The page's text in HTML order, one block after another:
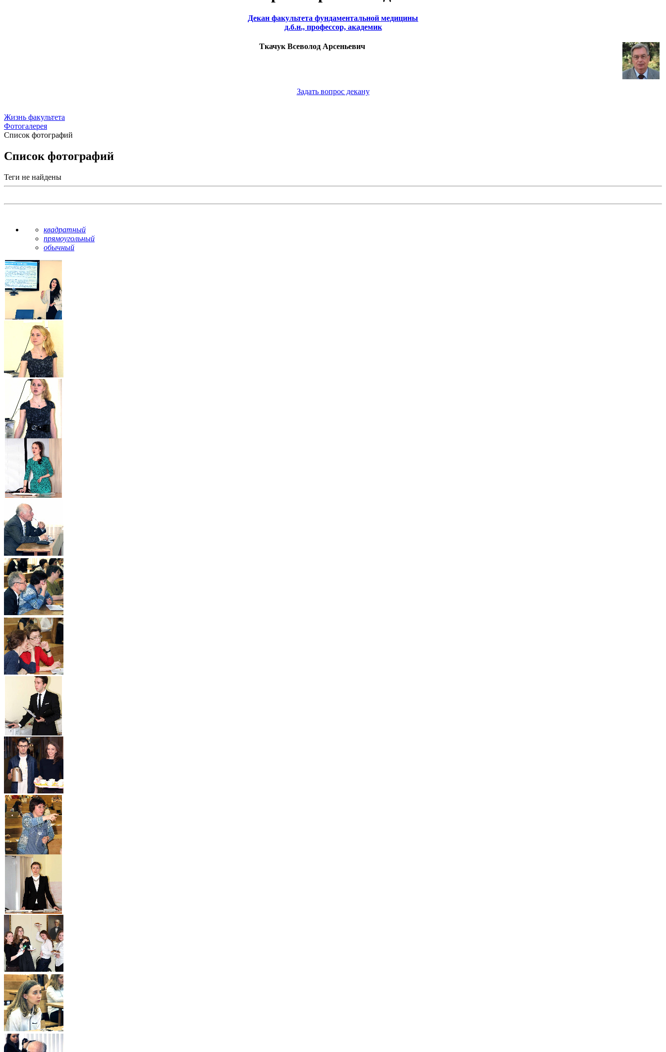
Декан факультета фундаментальной медицины
д.б.н., профессор, академик
Ткачук Всеволод Арсеньевич
Задать вопрос декану
Жизнь факультета
Фотогалерея
Список фотографий
Список фотографий
Теги не найдены
квадратный
прямоугольный
обычный